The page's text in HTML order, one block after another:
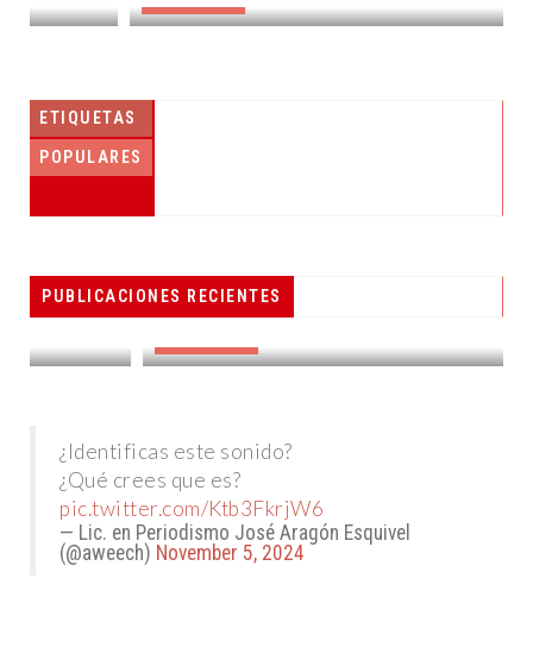
ETIQUETAS
POPULARES
PUBLICACIONES RECIENTES
PESCADORES RECIBEN EQUIPO DE
RADIOCOMUNICACIÓN
¿Identificas este sonido?
¿Qué crees que es?
pic.twitter.com/Ktb3FkrjW6
— Lic. en Periodismo José Aragón Esquivel
(@aweech) November 5, 2024